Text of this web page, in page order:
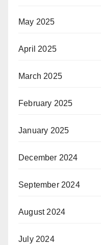
May 2025
April 2025
March 2025
February 2025
January 2025
December 2024
September 2024
August 2024
July 2024